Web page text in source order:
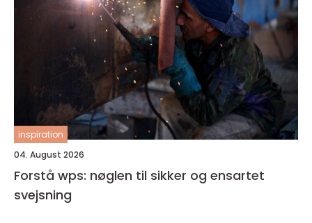
inspiration
04. August 2026
Forstå wps: nøglen til sikker og ensartet
svejsning